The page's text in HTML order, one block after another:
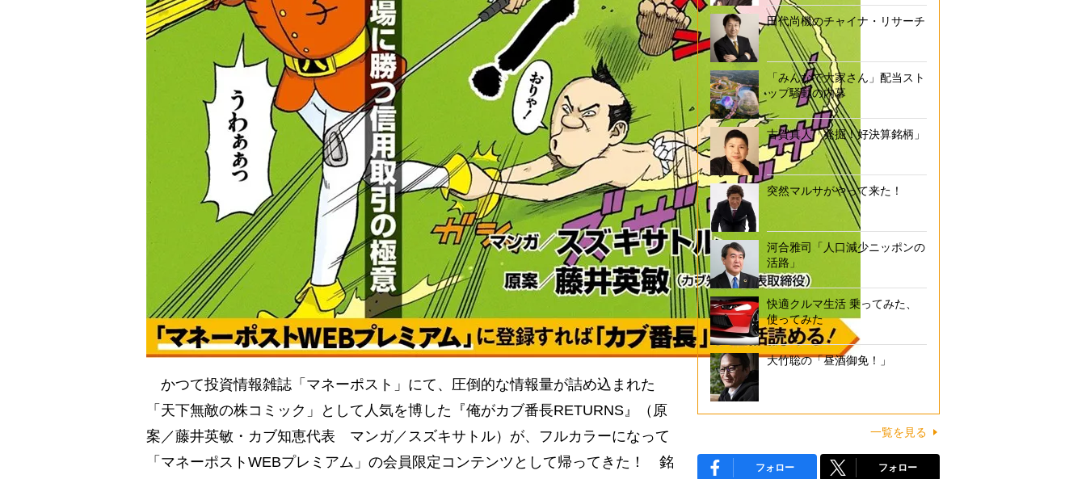
かつて投資情報雑誌「マネーポスト」にて、圧倒的な情報量が詰め込まれた
「天下無敵の株コミック」として人気を博した『俺がカブ番長RETURNS』（原
案／藤井英敏・カブ知恵代表 マンガ／スズキサトル）が、フルカラーになって
「マネーポストWEBプレミアム」の会員限定コンテンツとして帰ってきた！ 銘
田代尚機のチャイナ・リサーチ
「みんなで大家さん」配当スト
ップ騒動の内幕
古賀真人「発掘！好決算銘柄」
突然マルサがやって来た！
河合雅司「人口減少ニッポンの
活路」
快適クルマ生活 乗ってみた、
使ってみた
大竹聡の「昼酒御免！」
一覧を見る
フォロー フォロー